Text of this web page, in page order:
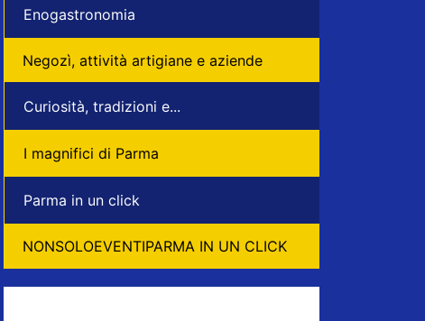
Enogastronomia
Negozì, attività artigiane e aziende
Curiosità, tradizioni e...
I magnifici di Parma
Parma in un click
NONSOLOEVENTIPARMA IN UN CLICK